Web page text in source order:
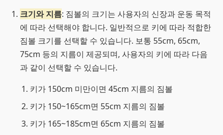
크기와 지름: 짐볼의 크기는 사용자의 신장과 운동 목적
에 따라 선택해야 합니다. 일반적으로 키에 따라 적합한
짐볼 크기를 선택할 수 있습니다. 보통 55cm, 65cm,
75cm 등의 지름이 제공되며, 사용자의 키에 따라 다음
과 같이 선택할 수 있습니다.
키가 150cm 미만이면 45cm 지름의 짐볼
키가 150~165cm면 55cm 지름의 짐볼
키가 165~185cm면 65cm 지름의 짐볼